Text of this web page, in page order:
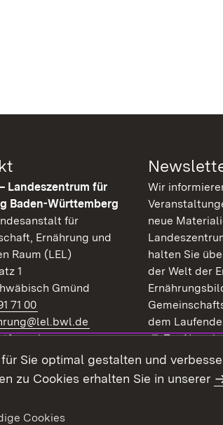
Landeszentrum für
Baden-Württemberg
für
Ernährung und
Raum (LEL)
1
Gmünd
71 00 (Öffnet in neuem Fenster)
(Öffnet in neuem Fenster)
(Öffnet in neuem Fenster)
Wir
neue
halten Sie
der Welt der
dem
Extern:
Zur
Sie optimal gestalten und
zu Cookies erhalten Sie in unserer
Cookies